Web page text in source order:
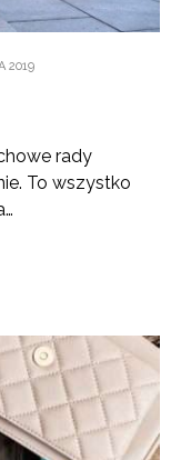
2019
rady
To wszystko